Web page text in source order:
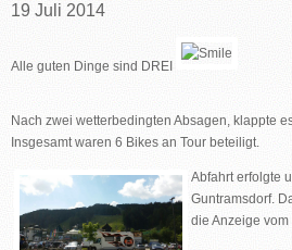
19 Juli 2014
Alle guten Dinge sind DREI
Nach zwei wetterbedingten Absagen, klappte
Insgesamt waren 6 Bikes an Tour beteiligt.
Abfahrt erfolgte
Guntramsdorf.
die Anzeige